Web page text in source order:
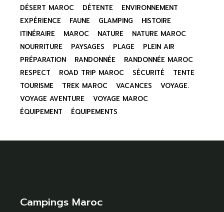
DÉSERT MAROC
DÉTENTE
ENVIRONNEMENT
EXPÉRIENCE
FAUNE GLAMPING
HISTOIRE
ITINÉRAIRE
MAROC NATURE
NATURE MAROC
NOURRITURE
PAYSAGES PLAGE
PLEIN AIR
PRÉPARATION
RANDONNÉE
RANDONNÉE MAROC
RESPECT
ROAD TRIP MAROC SÉCURITÉ
TENTE
TOURISME
TREK MAROC VACANCES
VOYAGE.
VOYAGE AVENTURE
VOYAGE MAROC
ÉQUIPEMENT
ÉQUIPEMENTS
Campings Maroc